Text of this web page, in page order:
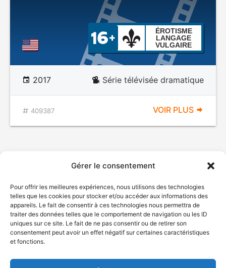
Gérer le consentement
Pour offrir les meilleures expériences, nous utilisons des technologies
telles que les cookies pour stocker et/ou accéder aux informations des
appareils. Le fait de consentir à ces technologies nous permettra de
traiter des données telles que le comportement de navigation ou les ID
uniques sur ce site. Le fait de ne pas consentir ou de retirer son
consentement peut avoir un effet négatif sur certaines caractéristiques
et fonctions.
ÉROTISME
LANGAGE
VULGAIRE
2017 Série télévisée dramatique
409387 VOIR PLUS
© Gouvernement du Québec, 2026
Plan du site